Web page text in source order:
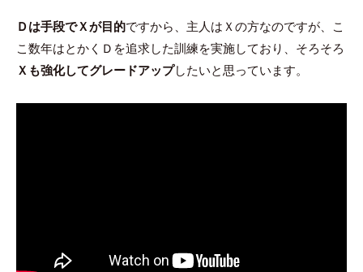
Ｄは手段でＸが目的ですから、主人はＸの方なのですが、こ
こ数年はとかくＤを追求した訓練を実施しており、そろそろ
Ｘも強化してグレードアップしたいと思っています。